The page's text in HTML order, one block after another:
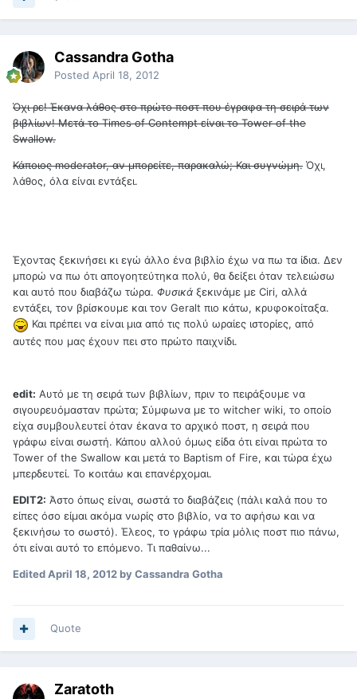
Cassandra Gotha
Posted April 18, 2012
Όχι ρε! Έκανα λάθος στο πρώτο ποστ που έγραφα τη σειρά των
βιβλίων! Μετά το Times of Contempt είναι το Tower of the
Swallow.
Κάποιος moderator, αν μπορείτε, παρακαλώ; Και συγνώμη. Όχι,
λάθος, όλα είναι εντάξει.
Έχοντας ξεκινήσει κι εγώ άλλο ένα βιβλίο έχω να πω τα ίδια. Δεν
μπορώ να πω ότι απογοητεύτηκα πολύ, θα δείξει όταν τελειώσω
και αυτό που διαβάζω τώρα. Φυσικά ξεκινάμε με Ciri, αλλά
εντάξει, τον βρίσκουμε και τον Geralt πιο κάτω, κρυφοκοίταξα.
Και πρέπει να είναι μια από τις πολύ ωραίες ιστορίες, από
αυτές που μας έχουν πει στο πρώτο παιχνίδι.
edit: Αυτό με τη σειρά των βιβλίων, πριν το πειράξουμε να
σιγουρευόμασταν πρώτα; Σύμφωνα με το witcher wiki, το οποίο
είχα συμβουλευτεί όταν έκανα το αρχικό ποστ, η σειρά που
γράφω είναι σωστή. Κάπου αλλού όμως είδα ότι είναι πρώτα το
Tower of the Swallow και μετά το Baptism of Fire, και τώρα έχω
μπερδευτεί. Το κοιτάω και επανέρχομαι.
EDIT2: Άστο όπως είναι, σωστά το διαβάζεις (πάλι καλά που το
είπες όσο είμαι ακόμα νωρίς στο βιβλίο, να το αφήσω και να
ξεκινήσω το σωστό). Έλεος, το γράφω τρία μόλις ποστ πιο πάνω,
ότι είναι αυτό το επόμενο. Τι παθαίνω...
EditedApril 18, 2012by Cassandra Gotha
Quote
Zaratoth